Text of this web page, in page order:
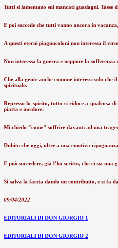
Tutti si lamentano sui mancati guadagni. Tasse
E poi succede che tutti vanno ancora in
A questi eterni piagnucoloni non interessa il
Non interessa la guerra e neppure la
Che alla gente anche comune interessi solo
spirituale.
Represso lo spirito, tutto si riduce a qualcosa
piatta e incolore.
Mi chiedo “come” soffrire davanti ad una
Dubito che oggi, oltre a una emotiva
E può succedere, già l’ho scritto, che ci sia una
Si salva la faccia dando un contribuito, e si fa
09/04/2022
EDITORIALI DI DON GIORGIO 1
EDITORIALI DI DON GIORGIO 2